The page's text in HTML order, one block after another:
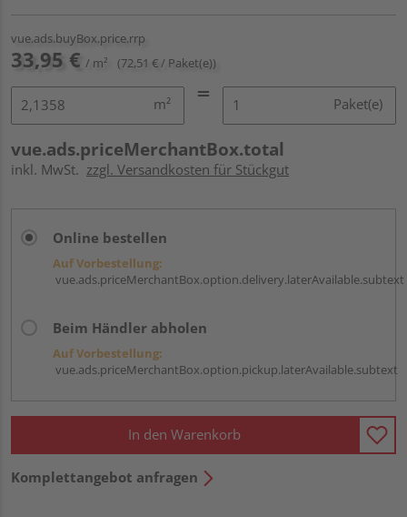
vue.ads.buyBox.price.rrp
33,95 € / m² (72,51 € / Paket(e))
m² Paket(e)
vue.ads.priceMerchantBox.total
inkl. MwSt. zzgl. Versandkosten für Stückgut
Online bestellen
Auf Vorbestellung:
vue.ads.priceMerchantBox.option.delivery.laterAvailable.subtext
Beim Händler abholen
Auf Vorbestellung:
vue.ads.priceMerchantBox.option.pickup.laterAvailable.subtext
In den Warenkorb
Komplettangebot anfragen